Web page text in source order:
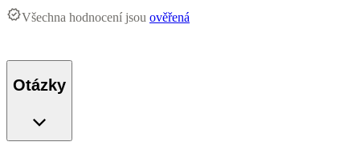
Všechna hodnocení jsou ověřená
Otázky